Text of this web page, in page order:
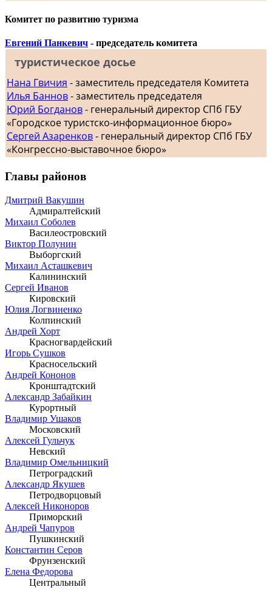
Комитет по развитию туризма
Евгений Панкевич - председатель комитета
туристическое досье
Нана Гвичия - заместитель председателя Комитета
Илья Баннов- заместитель председателя
Юрий Богданов- генеральный директор СПб ГБУ
«Городское туристско-информационное бюро»
Сергей Азаренков- генеральный директор СПб ГБУ
«Конгрессно-выставочное бюро»
Главы районов
Дмитрий Вакушин
Адмиралтейский
Михаил Соболев
Василеостровский
Виктор Полунин
Выборгский
Михаил Асташкевич
Калининский
Сергей Иванов
Кировский
Юлия Логвиненко
Колпинский
Андрей Хорт
Красногвардейский
Игорь Сушков
Красносельский
Андрей Кононов
Кронштадтский
Александр Забайкин
Курортный
Владимир Ушаков
Московский
Алексей Гульчук
Невский
Владимир Омельницкий
Петроградский
Александр Якушев
Петродворцовый
Алексей Никоноров
Приморский
Андрей Чапуров
Пушкинский
Константин Серов
Фрунзенский
Елена Федорова
Центральный